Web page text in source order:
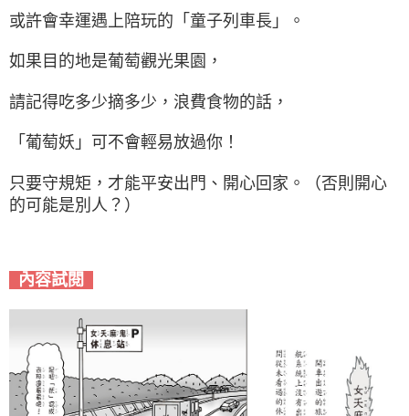
或許會幸運遇上陪玩的「童子列車長」。
如果目的地是葡萄觀光果園，
請記得吃多少摘多少，浪費食物的話，
「葡萄妖」可不會輕易放過你！
只要守規矩，才能平安出門、開心回家。（否則開心
的可能是別人？）
內容試閱